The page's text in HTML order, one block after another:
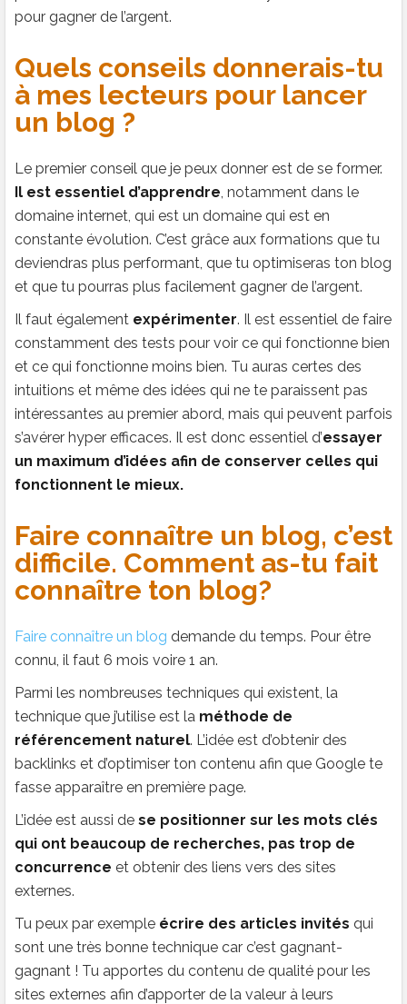
pour gagner de l’argent.
Quels conseils donnerais-tu
à mes lecteurs pour lancer
un blog ?
Le premier conseil que je peux donner est de se former.
Il est essentiel d’apprendre , notamment dans le
domaine internet, qui est un domaine qui est en
constante évolution. C’est grâce aux formations que tu
deviendras plus performant, que tu optimiseras ton blog
et que tu pourras plus facilement gagner de l’argent.
Il faut également expérimenter. Il est essentiel de faire
constamment des tests pour voir ce qui fonctionne bien
et ce qui fonctionne moins bien. Tu auras certes des
intuitions et même des idées qui ne te paraissent pas
intéressantes au premier abord, mais qui peuvent parfois
s’avérer hyper efficaces. Il est donc essentiel d’essayer
un maximum d’idées afin de conserver celles qui
fonctionnent le mieux.
Faire connaître un blog, c’est
difficile. Comment as-tu fait
connaître ton blog?
Faire connaître un blog demande du temps. Pour être
connu, il faut 6 mois voire 1 an.
Parmi les nombreuses techniques qui existent, la
technique que j’utilise est la méthode de
référencement naturel. L’idée est d’obtenir des
backlinks et d’optimiser ton contenu afin que Google te
fasse apparaître en première page.
L’idée est aussi de se positionner sur les mots clés
qui ont beaucoup de recherches, pas trop de
concurrence et obtenir des liens vers des sites
externes.
Tu peux par exemple écrire des articles invités qui
sont une très bonne technique car c’est gagnant-
gagnant ! Tu apportes du contenu de qualité pour les
sites externes afin d’apporter de la valeur à leurs